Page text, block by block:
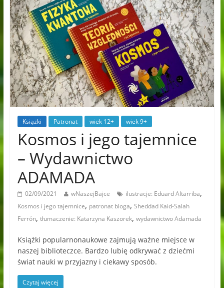
Książki Patronat wiek 12+ wiek 9+
Kosmos i jego tajemnice
– Wydawnictwo
ADAMADA
02/09/2021 wNaszejBajce ilustracje: Eduard Altarriba,
Kosmos i jego tajemnice, patronat bloga, Sheddad Kaid-Salah
Ferrón, tłumaczenie: Katarzyna Kaszorek, wydawnictwo Adamada
Książki popularnonaukowe zajmują ważne miejsce w
naszej biblioteczce. Bardzo lubię odkrywać z dziećmi
świat nauki w przyjazny i ciekawy sposób.
Czytaj więcej